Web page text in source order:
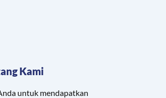
Kami
untuk mendapatkan